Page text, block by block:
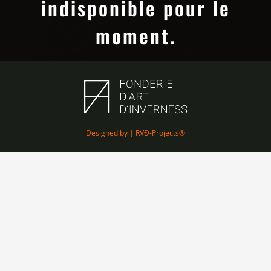
indisponible pour le
moment.
Designed by | RVÐ-Projects®